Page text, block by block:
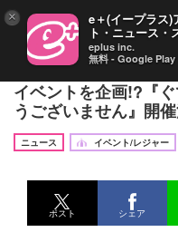
来年の干支「申年」
イベントを企画!?『
うございません』開催
ニュース
イベント/レジャー
ポスト シェア
× e＋(イープラス)
ト・ニュース・
eplus inc.
無料 - Google Play